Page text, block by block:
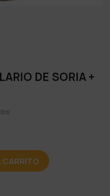
DE SORIA +
CARRITO